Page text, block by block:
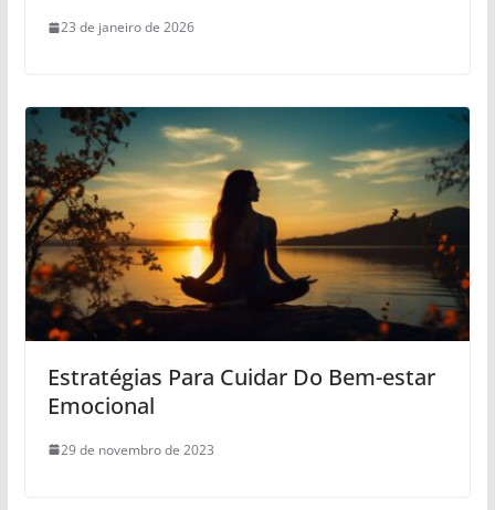
23 de janeiro de 2026
Estratégias Para Cuidar Do Bem-estar
Emocional
29 de novembro de 2023